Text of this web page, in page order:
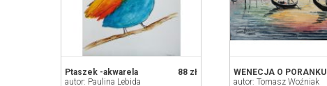
88 zł
Ptaszek -akwarela
autor: Paulina Lebida
WENECJA O PORANKU
autor: Tomasz Woźniak